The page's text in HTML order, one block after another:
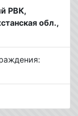
РВК,
обл.,